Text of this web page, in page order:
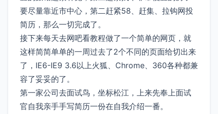
要尽量靠近市中心，第二赶紧58、赶集、拉钩网投
简历，那么一切完成了。
接下来每天去网吧看教程做了一个简单的网页，就
这样简简单单的一周过去了2个不同的页面给切出来
了，IE6-IE9 3.6以上火狐、Chrome、360各种都兼
容了妥妥的了。
第一家公司去面试鸟，坐标松江，上来先奉上面试
官自我亲手手写简历一份在自我介绍一番。